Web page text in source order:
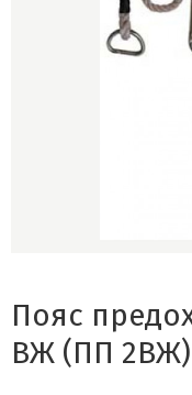
Пояс
ВЖ (ПП 2ВЖ)